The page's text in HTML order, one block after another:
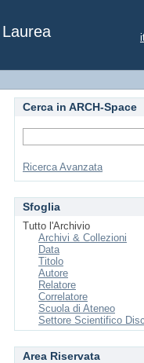
SCIENZA
Cerca in ARCH-Space
Ricerca Avanzata
Sfoglia
Tutto l'Archivio
Archivi & Collezioni
Data
Titolo
Autore
Relatore
Correlatore
Scuola di Ateneo
Settore Scientifico
Area Riservata